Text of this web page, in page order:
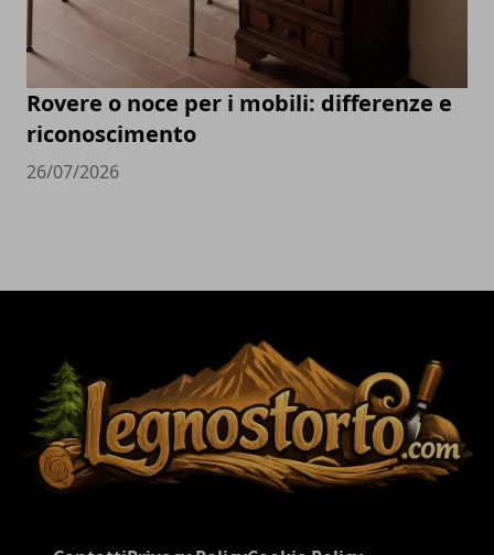
Rovere o noce per i mobili: differenze e
riconoscimento
26/07/2026